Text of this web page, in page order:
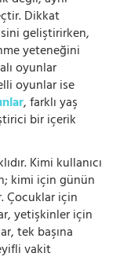
Dikkat
geliştirirken,
yeteneğini
oyunlar
oyunlar ise
, farklı yaş
bir içerik
Kimi kullanıcı
kimi için günün
Çocuklar için
yetişkinler için
tek başına
vakit